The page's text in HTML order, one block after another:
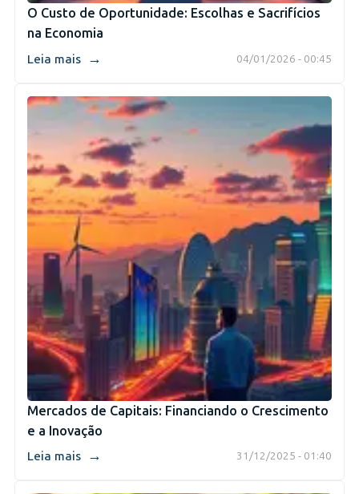
O Custo de Oportunidade: Escolhas e Sacrifícios
na Economia
04/01/2026 - 00:45
Leia mais →
Mercados de Capitais: Financiando o Crescimento
e a Inovação
31/12/2025 - 01:40
Leia mais →